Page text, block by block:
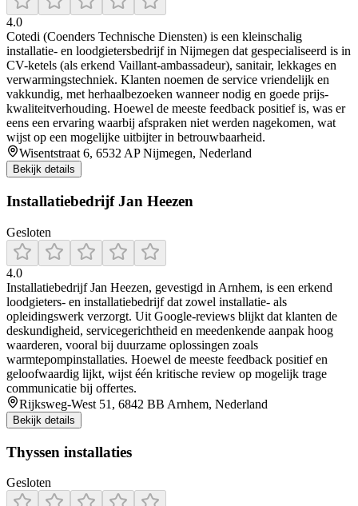
4.0
Cotedi (Coenders Technische Diensten) is een kleinschalig
installatie- en loodgietersbedrijf in Nijmegen dat gespecialiseerd is in
CV-ketels (als erkend Vaillant-ambassadeur), sanitair, lekkages en
verwarmingstechniek. Klanten noemen de service vriendelijk en
vakkundig, met herhaalbezoeken wanneer nodig en goede prijs-
kwaliteitverhouding. Hoewel de meeste feedback positief is, was er
eens een ervaring waarbij afspraken niet werden nagekomen, wat
wijst op een mogelijke uitbijter in betrouwbaarheid.
Wisentstraat 6, 6532 AP Nijmegen, Nederland
Bekijk details
Installatiebedrijf Jan Heezen
Gesloten
4.0
Installatiebedrijf Jan Heezen, gevestigd in Arnhem, is een erkend
loodgieters- en installatiebedrijf dat zowel installatie- als
opleidingswerk verzorgt. Uit Google-reviews blijkt dat klanten de
deskundigheid, servicegerichtheid en meedenkende aanpak hoog
waarderen, vooral bij duurzame oplossingen zoals
warmtepompinstallaties. Hoewel de meeste feedback positief en
geloofwaardig lijkt, wijst één kritische review op mogelijk trage
communicatie bij offertes.
Rijksweg-West 51, 6842 BB Arnhem, Nederland
Bekijk details
Thyssen installaties
Gesloten